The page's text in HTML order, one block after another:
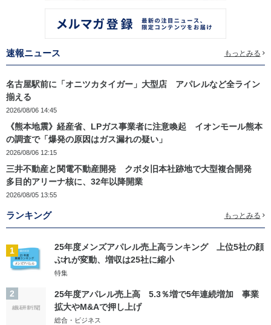
速報ニュース もっとみる
名古屋駅前に「オニツカタイガー」大型店 アパレルなど全ライン
揃える
2026/08/06 14:45
《熊本地震》経産省、LPガス事業者に注意喚起 イオンモール熊本
の調査で「爆発の原因はガス漏れの疑い」
2026/08/06 12:15
三井不動産と関電不動産開発 クボタ旧本社跡地で大型複合開発
多目的アリーナ核に、32年以降開業
2026/08/05 13:55
ランキング もっとみる
1
25年度メンズアパレル売上高ランキング 上位5社の顔
ぶれが変動、増収は25社に縮小
特集
2
25年度アパレル売上高 5.3％増で5年連続増加 事業
拡大やM&Aで押し上げ
総合・ビジネス